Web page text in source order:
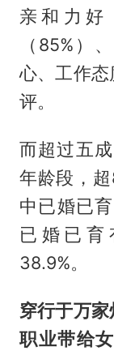
亲和力好
（85%）
心、工作
评。
而超过五
年龄段，
中已婚已
已婚已
38.9%。
穿行于万
职业带给